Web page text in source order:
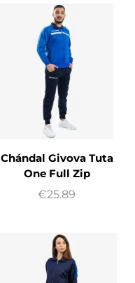
Chándal Givova Tuta
One Full Zip
€25.89